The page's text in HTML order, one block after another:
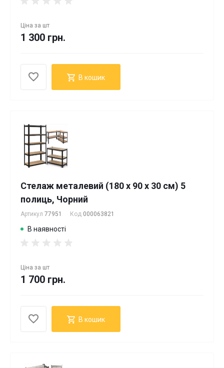
Ціна за шт
1 300 грн.
В кошик
Стелаж металевий (180 x 90 x 30 см) 5
полиць, Чорний
Артикул 77951 Код 000063821
В наявності
Ціна за шт
1 700 грн.
В кошик